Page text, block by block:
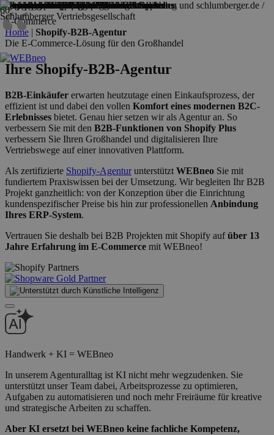
E-Commerce
Home | Shopify-B2B-Agentur
Die E-Commerce-Lösung für den Großhandel
Ihre Shopify-B2B-Agentur
B2B-Einkäufer erwarten heutzutage einen Einkaufsprozess, der
effizient ist und dabei den vollen Komfort eines modernen B2C-
Erlebnisses bietet. Genau hier setzen wir als Agentur an. So
verbessern Sie mit den B2B-Funktionen von Shopify Plus
verbessern Sie Ihren Großhandel und digitalisieren Ihre
Vertriebswege auf einer innovativen Plattform.
Als zertifizierte Shopify-Agenturunterstützt WEBneo Sie mit
fundiertem Praxiswissen bei der Umsetzung. Wir begleiten Ihr B2B
Projekt ganzheitlich: von der Konzeption über die Einrichtung
kundenspezifischer Preise bis hin zur professionellen Anbindung
Ihres ERP-System.
Vertrauen Sie deshalb bei B2B Projekten mit Shopify aufüber 13
Jahre Erfahrung im E-Commerce mit WEBneo!
Handwerk + KI = WEBneo
In unserem Agenturalltag ist KI nicht mehr wegzudenken. Sie
unterstützt unser Team dabei, Arbeitsprozesse zu optimieren,
Aufgaben zu automatisieren und noch mehr Freiräume für kreative
und strategische Arbeiten zu schaffen.
Aber KI ersetzt bei WEBneo keine fachliche Kompetenz,
“
“
“
“
“
“
“
“
“
“
“
“
“
“
“
“